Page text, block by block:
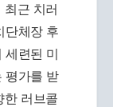
근 치러
단체장 후
세련된 미
평가를 받
한 러브콜